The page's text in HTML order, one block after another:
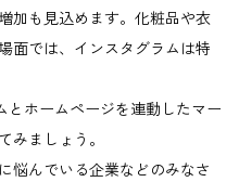
加も見込めます。化粧品や衣
面では、インスタグラムは特
とホームページを連動したマー
みましょう。
悩んでいる企業などのみなさ